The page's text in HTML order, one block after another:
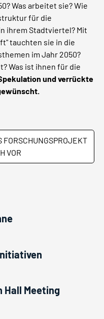
Was arbeitet sie? Wie
für die
ihrem Stadtviertel? Mit
tauchten sie in die
im Jahr 2050?
Was ist ihnen für die
und verrückte
FORSCHUNGSPROJEKT
VOR
Hall Meeting